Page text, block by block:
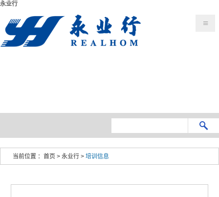
永业行
当前位置 ： 首页 > 永业行 > 培训信息